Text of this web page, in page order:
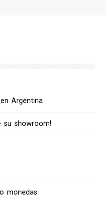
Argentina
su showroom!
monedas